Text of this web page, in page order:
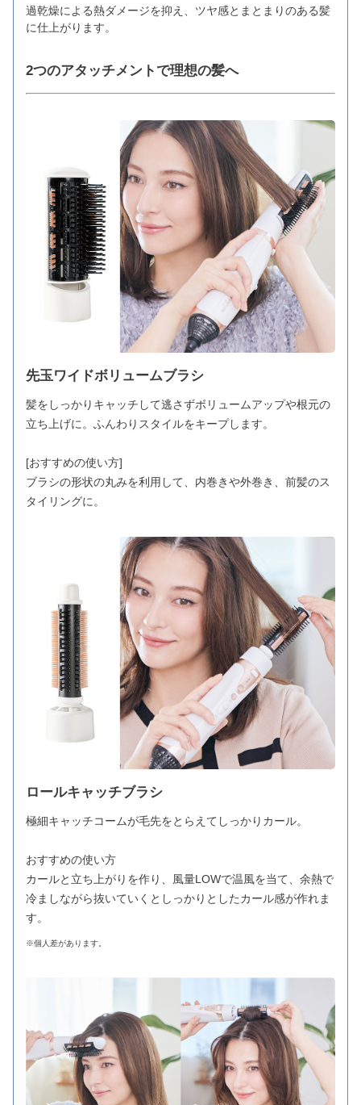
過乾燥による熱ダメージを抑え、ツヤ感とまとまりのある髪
に仕上がります。
2つのアタッチメントで理想の髪へ
先玉ワイドボリュームブラシ
髪をしっかりキャッチして逃さずボリュームアップや根元の
立ち上げに。ふんわりスタイルをキープします。
[おすすめの使い方]
ブラシの形状の丸みを利用して、内巻きや外巻き、前髪のス
タイリングに。
ロールキャッチブラシ
極細キャッチコームが毛先をとらえてしっかりカール。
おすすめの使い方
カールと立ち上がりを作り、風量LOWで温風を当て、余熱で
冷ましながら抜いていくとしっかりとしたカール感が作れま
す。
※個人差があります。